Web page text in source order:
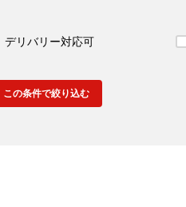
デリバリー対応可
この条件で絞り込む